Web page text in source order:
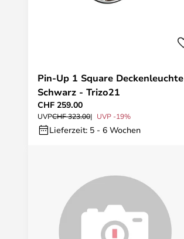
Pin-Up 1 Square Deckenleuchte
Schwarz - Trizo21
CHF 259.00
UVPCHF 323.00 UVP -19%
Lieferzeit: 5 - 6 Wochen